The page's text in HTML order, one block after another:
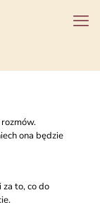
ona będzie
za to, co do